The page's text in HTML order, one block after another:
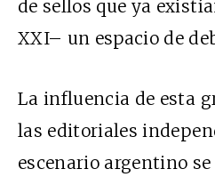
de sellos que ya
XXI– un espacio de
La influencia de esta
las editoriales
escenario argentino